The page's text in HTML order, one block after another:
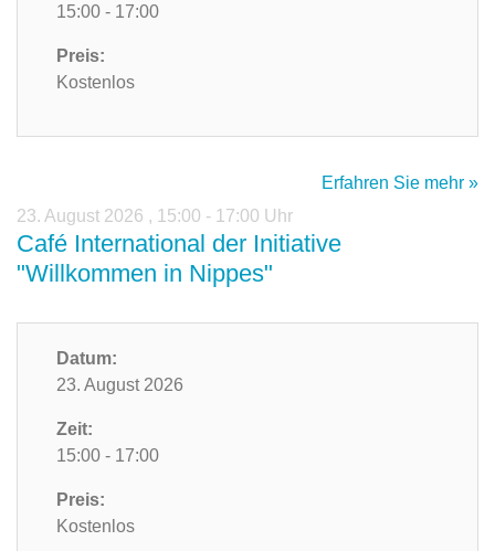
15:00 - 17:00
Preis:
Kostenlos
Erfahren Sie mehr »
23. August 2026 , 15:00 - 17:00 Uhr
Café International der Initiative
"Willkommen in Nippes"
Datum:
23. August 2026
Zeit:
15:00 - 17:00
Preis:
Kostenlos